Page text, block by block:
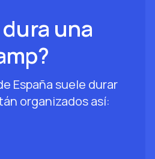
una
España suele durar
organizados así: